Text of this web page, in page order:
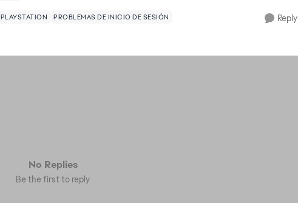
PLAYSTATION
PROBLEMAS DE INICIO DE SESIÓN
Reply
No Replies
Be the first to reply